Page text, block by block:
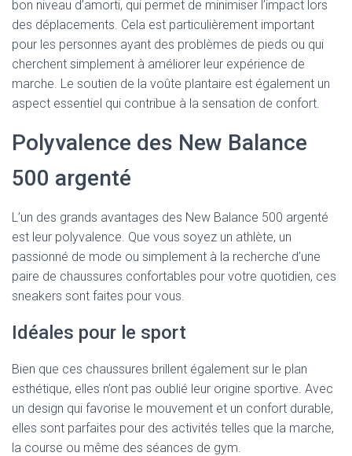
bon niveau d’amorti, qui permet de minimiser l’impact lors
des déplacements. Cela est particulièrement important
pour les personnes ayant des problèmes de pieds ou qui
cherchent simplement à améliorer leur expérience de
marche. Le soutien de la voûte plantaire est également un
aspect essentiel qui contribue à la sensation de confort.
Polyvalence des New Balance
500 argenté
L’un des grands avantages des New Balance 500 argenté
est leur polyvalence. Que vous soyez un athlète, un
passionné de mode ou simplement à la recherche d’une
paire de chaussures confortables pour votre quotidien, ces
sneakers sont faites pour vous.
Idéales pour le sport
Bien que ces chaussures brillent également sur le plan
esthétique, elles n’ont pas oublié leur origine sportive. Avec
un design qui favorise le mouvement et un confort durable,
elles sont parfaites pour des activités telles que la marche,
la course ou même des séances de gym.